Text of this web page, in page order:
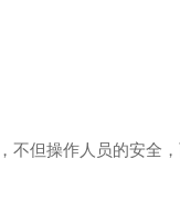
但操作人员的安全，